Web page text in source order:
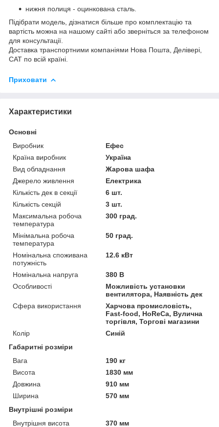
нижня полиця - оцинкована сталь.
Підібрати модель, дізнатися більше про комплектацію та
вартість можна на нашому сайті або зверніться за телефоном
для консультації.
Доставка транспортними компаніями Нова Пошта, Делівері,
САТ по всій країні.
Приховати
Характеристики
Основні
Виробник
Ефес
Країна виробник
Україна
Вид обладнання
Жарова шафа
Джерело живлення
Електрика
Кількість дек в секції
6 шт.
Кількість секцій
3 шт.
Максимальна робоча
температура
300 град.
Мінімальна робоча
температура
50 град.
Номінальна споживана
потужність
12.6 кВт
Номінальна напруга
380 В
Особливості
Можливість установки
вентилятора, Наявність дек
Сфера використання
Харчова промисловість,
Fast-food, HoReCa, Вулична
торгівля, Торгові магазини
Колір
Синій
Габаритні розміри
Вага
190 кг
Висота
1830 мм
Довжина
910 мм
Ширина
570 мм
Внутрішні розміри
Внутрішня висота
370 мм